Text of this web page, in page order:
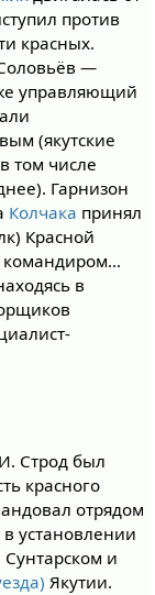
против
красных.
—
управляющий
(якутские
том числе
Гарнизон
Колчака принял
Красной
командиром…
в
Строд был
красного
отрядом
установлении
Сунтарском и
Якутии.